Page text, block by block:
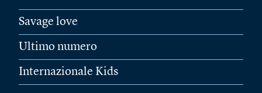
Savage love
Ultimo numero
Internazionale Kids